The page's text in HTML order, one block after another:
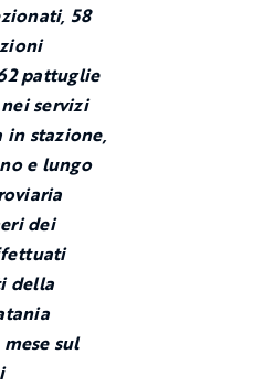
58
pattuglie
servizi
in stazione,
e lungo
dei
della
sul